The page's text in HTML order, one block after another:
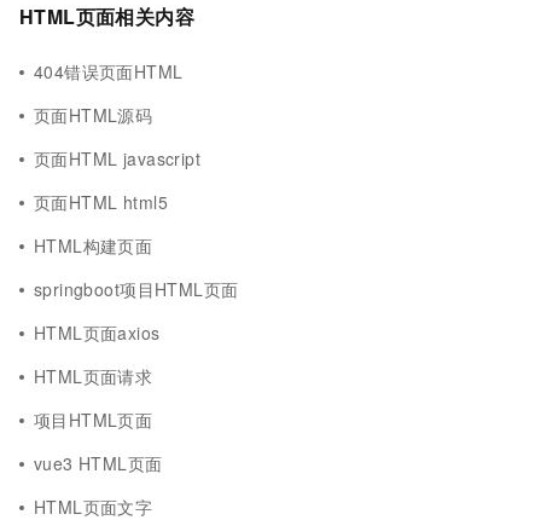
HTML页面相关内容
404错误页面HTML
页面HTML源码
页面HTML javascript
页面HTML html5
HTML构建页面
springboot项目HTML页面
HTML页面axios
HTML页面请求
项目HTML页面
vue3 HTML页面
HTML页面文字